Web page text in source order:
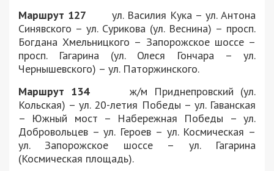
Маршрут 127 ул. Василия Кука – ул. Антона
Синявского – ул. Сурикова (ул. Веснина) – просп.
Богдана Хмельницкого – Запорожское шоссе –
просп. Гагарина (ул. Олеся Гончара – ул.
Чернышевского) – ул. Паторжинского.
Маршрут 134ж/м Приднепровский (ул.
Кольская) – ул. 20-летия Победы – ул. Гаванская
– Южный мост – Набережная Победы – ул.
Добровольцев – ул. Героев – ул. Космическая –
ул. Запорожское шоссе – ул. Гагарина
(Космическая площадь).